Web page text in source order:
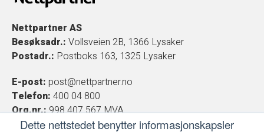
Dette nettstedet benytter informasjonskapsler
Nettpartner AS
Besøksadr.: Vollsveien 2B, 1366 Lysaker
Postadr.: Postboks 163, 1325 Lysaker
E-post: post@nettpartner.no
Telefon: 400 04 800
Org.nr.:998 407 567 MVA